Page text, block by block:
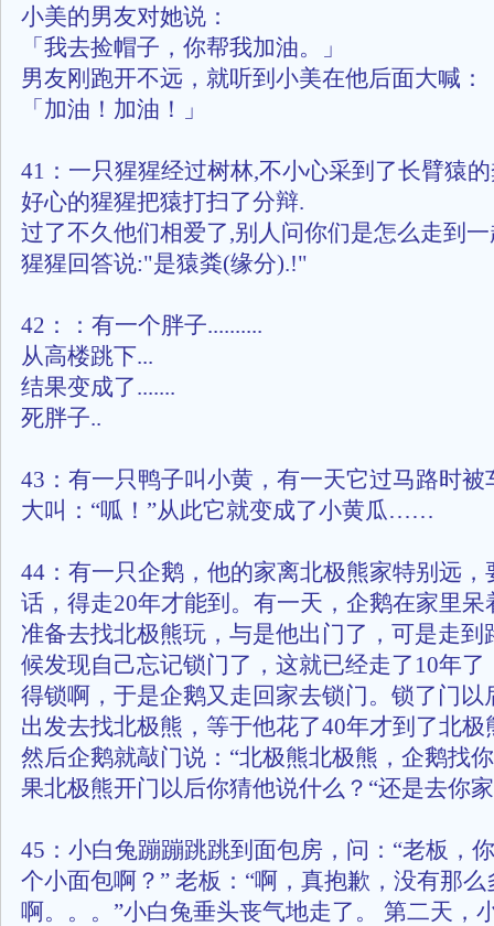
小美的男友对她说：
「我去捡帽子，你帮我加油。」
男友刚跑开不远，就听到小美在他后面大喊：
「加油！加油！」
41：一只猩猩经过树林,不小心采到了长臂猿
好心的猩猩把猿打扫了分辩.
过了不久他们相爱了,别人问你们是怎么走到一
猩猩回答说:"是猿粪(缘分).!"
42：：有一个胖子..........
从高楼跳下...
结果变成了.......
死胖子..
43：有一只鸭子叫小黄，有一天它过马路时被
大叫：“呱！”从此它就变成了小黄瓜……
44：有一只企鹅，他的家离北极熊家特别远，
话，得走20年才能到。有一天，企鹅在家里呆
准备去找北极熊玩，与是他出门了，可是走到
候发现自己忘记锁门了，这就已经走了10年了
得锁啊，于是企鹅又走回家去锁门。锁了门以
出发去找北极熊，等于他花了40年才到了北
然后企鹅就敲门说：“北极熊北极熊，企鹅找
果北极熊开门以后你猜他说什么？“还是去你
45：小白兔蹦蹦跳跳到面包房，问：“老板，
个小面包啊？” 老板：“啊，真抱歉，没有那么
啊。。。”小白兔垂头丧气地走了。 第二天，